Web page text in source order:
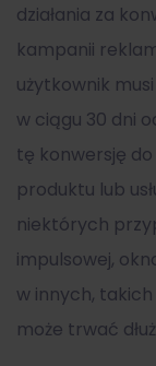
działania za
kampanii
użytkownik
w ciągu 30 dni
tę konwersję
produktu lub
niektórych
impulsowej,
w innych,
może trwać